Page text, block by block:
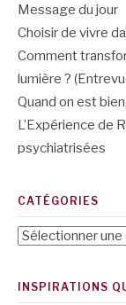
Message du jour
Choisir de vivre
Comment
lumière ?
Quand on est
L’Expérience de
psychiatrisées
CATÉGORIES
Catégories
INSPIRATIONS